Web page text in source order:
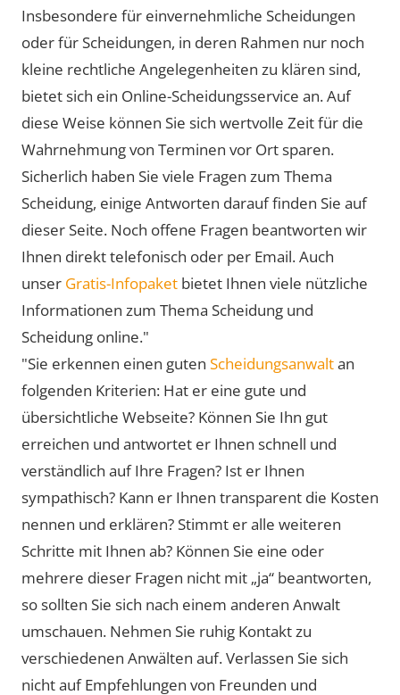
Insbesondere für einvernehmliche Scheidungen
oder für Scheidungen, in deren Rahmen nur noch
kleine rechtliche Angelegenheiten zu klären sind,
bietet sich ein Online-Scheidungsservice an. Auf
diese Weise können Sie sich wertvolle Zeit für die
Wahrnehmung von Terminen vor Ort sparen.
Sicherlich haben Sie viele Fragen zum Thema
Scheidung, einige Antworten darauf finden Sie auf
dieser Seite. Noch offene Fragen beantworten wir
Ihnen direkt telefonisch oder per Email. Auch
unser Gratis-Infopaket bietet Ihnen viele nützliche
Informationen zum Thema Scheidung und
Scheidung online."
"Sie erkennen einen guten Scheidungsanwaltan
folgenden Kriterien: Hat er eine gute und
übersichtliche Webseite? Können Sie Ihn gut
erreichen und antwortet er Ihnen schnell und
verständlich auf Ihre Fragen? Ist er Ihnen
sympathisch? Kann er Ihnen transparent die Kosten
nennen und erklären? Stimmt er alle weiteren
Schritte mit Ihnen ab? Können Sie eine oder
mehrere dieser Fragen nicht mit „ja“ beantworten,
so sollten Sie sich nach einem anderen Anwalt
umschauen. Nehmen Sie ruhig Kontakt zu
verschiedenen Anwälten auf. Verlassen Sie sich
nicht auf Empfehlungen von Freunden und